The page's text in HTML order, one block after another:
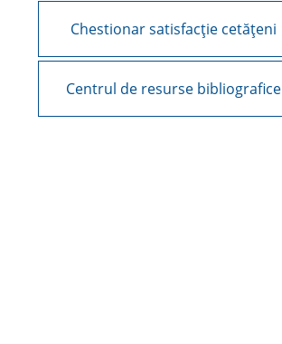
Chestionar satisfacție cetățeni
Centrul de resurse bibliografice